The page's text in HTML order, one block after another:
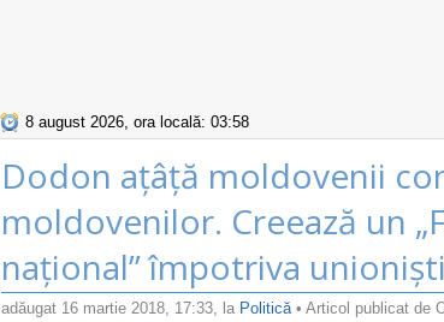
8 august 2026, ora locală: 03:58
Dodon ațâță moldovenii
moldovenilor. Creează un
național” împotriva
adăugat 16 martie 2018, 17:33, la Politică• Articol publicat de